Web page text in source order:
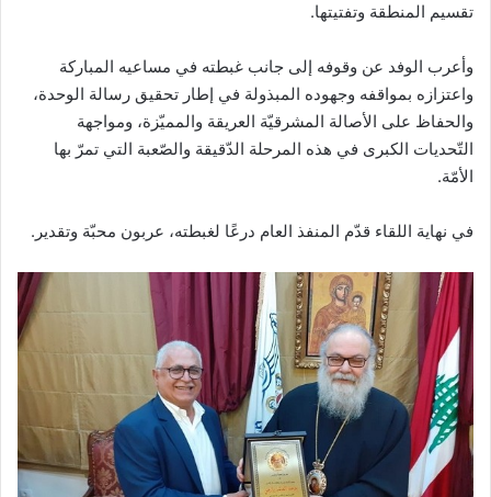
تقسيم المنطقة وتفتيتها.
وأعرب الوفد عن وقوفه إلى جانب غبطته في مساعيه المباركة
واعتزازه بمواقفه وجهوده المبذولة في إطار تحقيق رسالة الوحدة،
والحفاظ على الأصالة المشرقيّة العريقة والمميّزة، ومواجهة
التّحديات الكبرى في هذه المرحلة الدّقيقة والصّعبة التي تمرّ بها
الأمّة.
في نهاية اللقاء قدّم المنفذ العام درعًا لغبطته، عربون محبّة وتقدير.